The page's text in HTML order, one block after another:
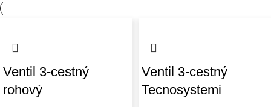
Ventil 3-cestný
rohový
Ventil 3-cestný
Tecnosystemi